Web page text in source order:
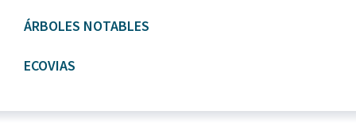
ÁRBOLES NOTABLES
ECOVIAS